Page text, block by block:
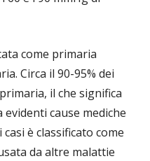
come primaria
Circa il 90-95% dei
il che significa
cause mediche
è classificato come
da altre malattie